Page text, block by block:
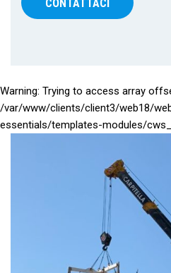
Warning: Trying to access array
/var/www/clients/client3/web18/
essentials/templates-modules/
CONTATTACI